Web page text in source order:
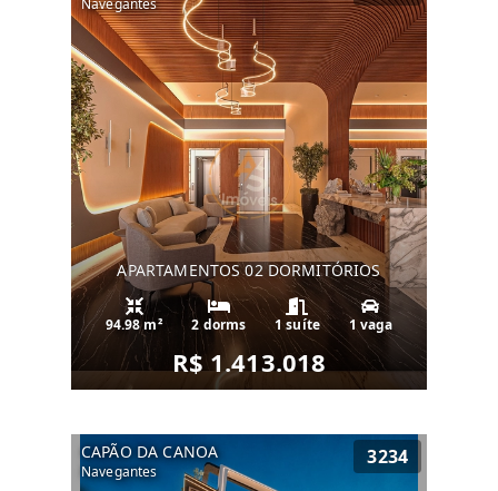
Navegantes
APARTAMENTOS 02 DORMITÓRIOS
94.98 m² 2 dorms 1 suíte 1 vaga
R$ 1.413.018
CAPÃO DA CANOA
Navegantes
3234